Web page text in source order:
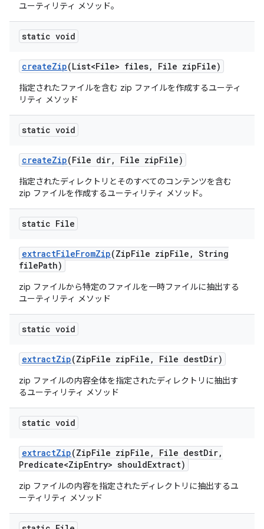
ユーティリティ メソッド。
static void
createZip(List<File> files, File zipFile)
指定されたファイルを含む zip ファイルを作成するユーティ
リティ メソッド
static void
createZip(File dir, File zipFile)
指定されたディレクトリとそのすべてのコンテンツを含む
zip ファイルを作成するユーティリティ メソッド。
static File
extractFileFromZip(ZipFile zipFile , String
filePath)
zip ファイルから特定のファイルを一時ファイルに抽出する
ユーティリティ メソッド
static void
extractZip(ZipFile zipFile , File destDir)
zip ファイルの内容全体を指定されたディレクトリに抽出す
るユーティリティ メソッド
static void
extractZip(ZipFile zipFile , File destDir,
Predicate<ZipEntry> shouldExtract)
zip ファイルの内容を指定されたディレクトリに抽出するユ
ーティリティ メソッド